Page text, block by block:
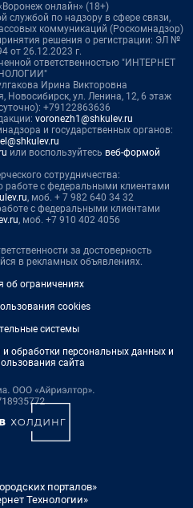
онлайн» (18+)
службой по надзору в сфере связи,
коммуникаций (Роскомнадзор)
решения о регистрации: ЭЛ №
от 26.12.2023 г.
ответственностью "ИНТЕРНЕТ
Ирина Викторовна
Новосибирск, ул. Ленина, 12, 6 этаж
+79122863636
voronezh1@shkulev.ru
и государственных органов:
или воспользуйтесь веб-формой
сотрудничества:
с федеральными клиентами
, моб. + 7 982 640 34 32
с федеральными клиентами
, моб. +7 910 402 4056
за достоверность
в рекламных объявлениях.
об ограничениях
cookies
системы
обработки персональных данных и
сайта
порталов»
Технологии»